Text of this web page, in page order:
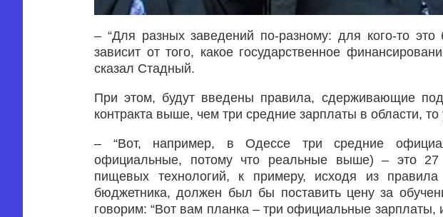
– “Для разных заведений по-разному: для кого-то
зависит от того, какое государственное
сказал Стадный.
При этом, будут введены правила, сдерживающие
контракта выше, чем три средние зарплаты в области,
– “Вот, например, в Одессе три средние
официальные, потому что реальные выше) – это 27
пищевых технологий, к примеру, исходя из
бюджетника, должен был бы поставить цену за
говорим: “Вот вам планка – три официальные зарплаты,